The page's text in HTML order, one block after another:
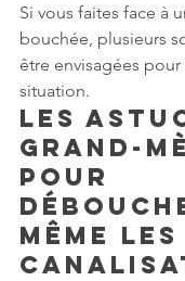
Si vous faites face à
bouchée, plusieurs
être envisagées
situation.
Les
grand-
pour
même les